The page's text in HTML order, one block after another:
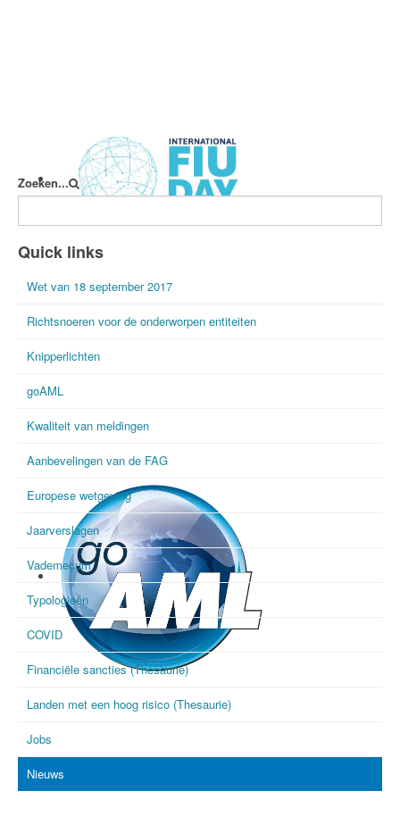
International FIU Day
Zoeken...
Quick links
Wet van 18 september 2017
Richtsnoeren voor de onderworpen entiteiten
Knipperlichten
goAML
Kwaliteit van meldingen
Aanbevelingen van de FAG
Europese wetgeving
Jaarverslagen
Vademecum
Typologieën
COVID
Financiële sancties (Thesaurie)
Landen met een hoog risico (Thesaurie)
Jobs
Nieuws